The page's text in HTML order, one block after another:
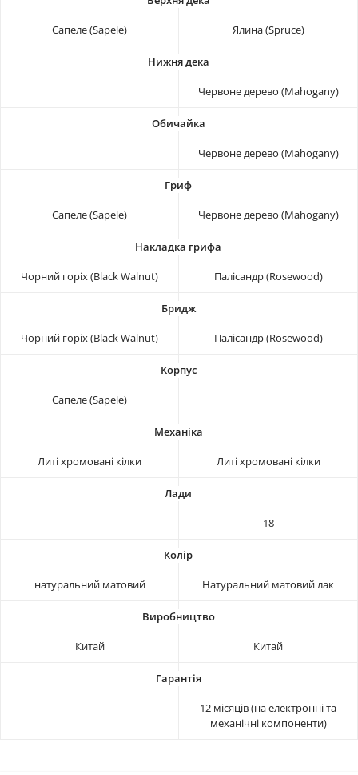
Сапеле (Sapele) Ялина (Spruce)
Червоне дерево (Mahogany)
Червоне дерево (Mahogany)
Сапеле (Sapele) Червоне дерево (Mahogany)
Чорний горіх (Black Walnut) Палісандр (Rosewood)
Чорний горіх (Black Walnut) Палісандр (Rosewood)
Сапеле (Sapele)
Литі хромовані кілки Литі хромовані кілки
18
натуральний матовий Натуральний матовий лак
Китай Китай
12 місяців (на електронні та
механічні компоненти)